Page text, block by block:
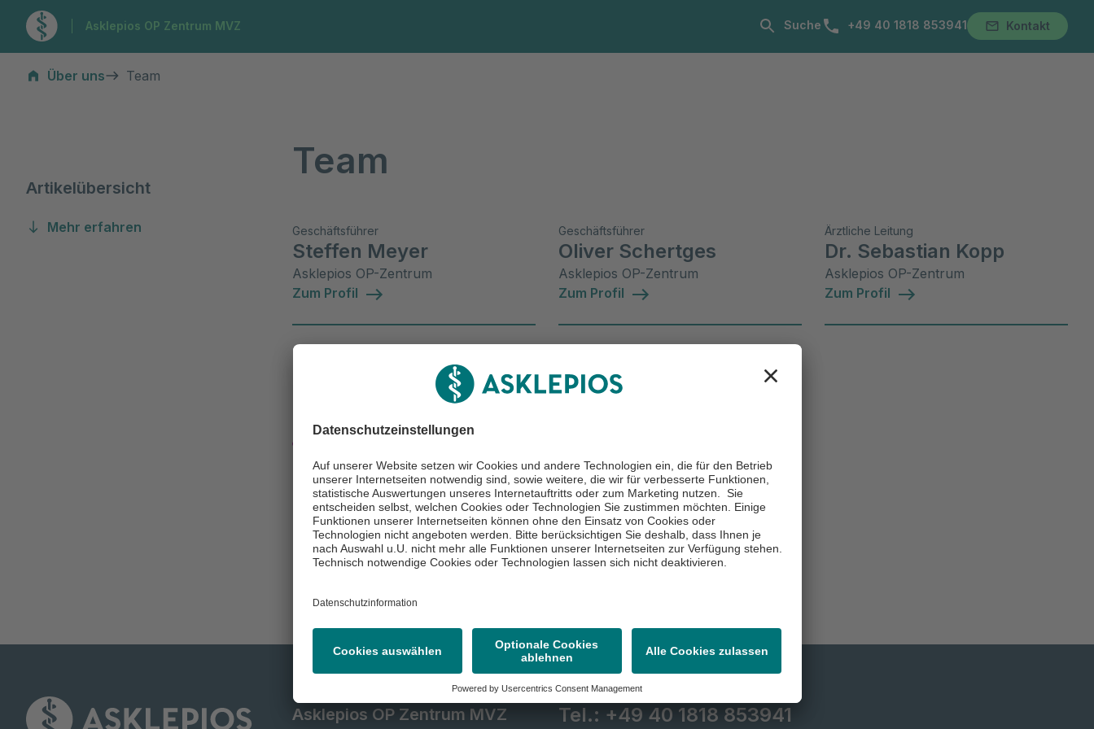
Zur Startseite
Asklepios OP Zentrum MVZ Suche Telefonnummer:
+49 40 1818 853941 Kontakt
Über uns
Team
Team
Artikelübersicht
Mehr erfahren Geschäftsführer
Steffen Meyer
Asklepios OP-Zentrum
Zum Profil
Geschäftsführer
Oliver Schertges
Asklepios OP-Zentrum
Zum Profil
Ärztliche Leitung
Dr. Sebastian Kopp
Asklepios OP-Zentrum
Zum Profil
Mehr erfahren
Unsere Standorte
Unsere Leistungen
Unsere Kooperationspartner
Asklepios OP Zentrum MVZ Tel.: +49 40 1818 853941